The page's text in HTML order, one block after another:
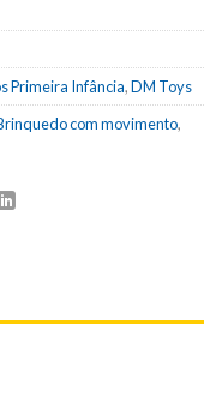
Primeira Infância,DM Toys
com movimento,